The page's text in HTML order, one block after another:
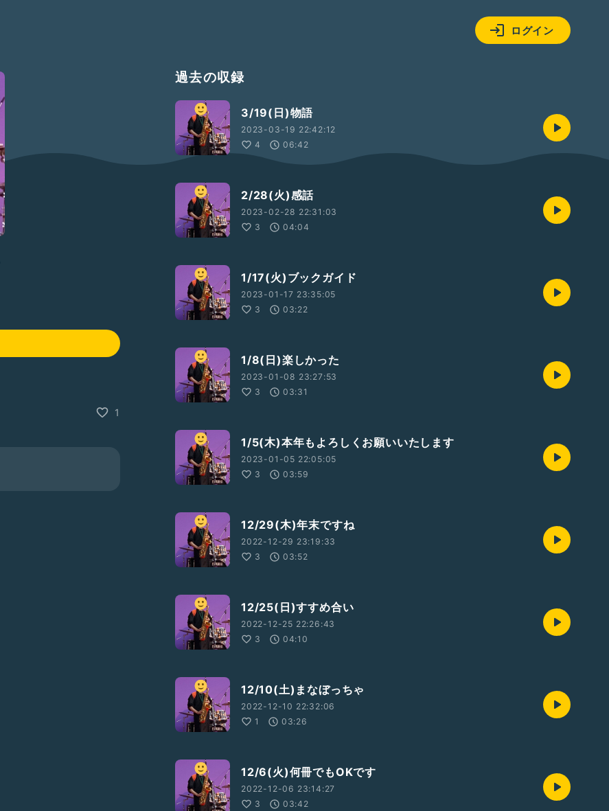
ログイン
1
過去の収録
3/19(日)物語
2023-03-19 22:42:12
4
06:42
2/28(火)感話
2023-02-28 22:31:03
3
04:04
1/17(火)ブックガイド
2023-01-17 23:35:05
3
03:22
1/8(日)楽しかった
2023-01-08 23:27:53
3
03:31
1/5(木)本年もよろしくお願いいたします
2023-01-05 22:05:05
3
03:59
12/29(木)年末ですね
2022-12-29 23:19:33
3
03:52
12/25(日)すすめ合い
2022-12-25 22:26:43
3
04:10
12/10(土)まなぼっちゃ
2022-12-10 22:32:06
1
03:26
12/6(火)何冊でもOKです
2022-12-06 23:14:27
3
03:42